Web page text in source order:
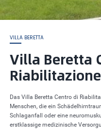
VILLA BERETTA
Villa Beretta
Riabilitazione
Das Villa Beretta Centro di
Menschen, die ein
Schlaganfall oder eine
erstklassige medizinische